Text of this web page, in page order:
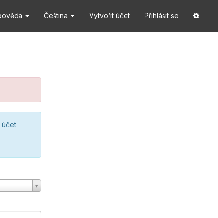
Čeština Vytvořit účet Přihlásit se
účet